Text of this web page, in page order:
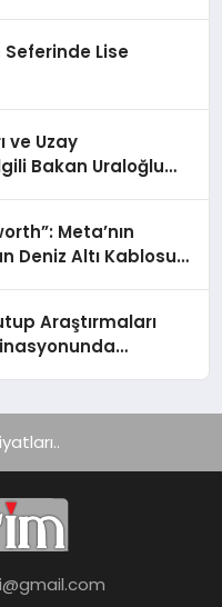
Lise
ve Uzay
Bakan Uraloğlu
Meta’nın
Deniz Altı Kablosu
Araştırmaları